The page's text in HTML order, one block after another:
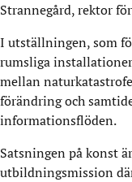
Strannegård, rektor
I utställningen, som
rumsliga
mellan
förändring och
informationsflöden.
Satsningen på konst
utbildningsmission